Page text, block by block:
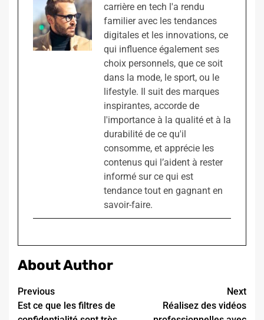
carrière en tech l'a rendu
familier avec les tendances
digitales et les innovations, ce
qui influence également ses
choix personnels, que ce soit
dans la mode, le sport, ou le
lifestyle. Il suit des marques
inspirantes, accorde de
l'importance à la qualité et à la
durabilité de ce qu'il
consomme, et apprécie les
contenus qui l’aident à rester
informé sur ce qui est
tendance tout en gagnant en
savoir-faire.
About Author
Continue
Reading
Previous
Est ce que les filtres de
Next
Réalisez des vidéos